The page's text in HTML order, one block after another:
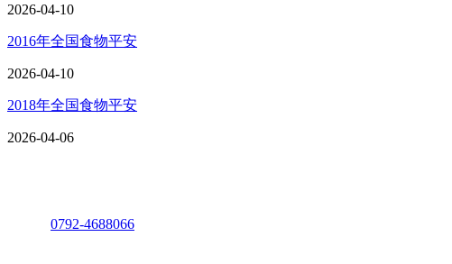
2026-04-10
2016年全国食物平安
2026-04-10
2018年全国食物平安
2026-04-06
0792-4688066